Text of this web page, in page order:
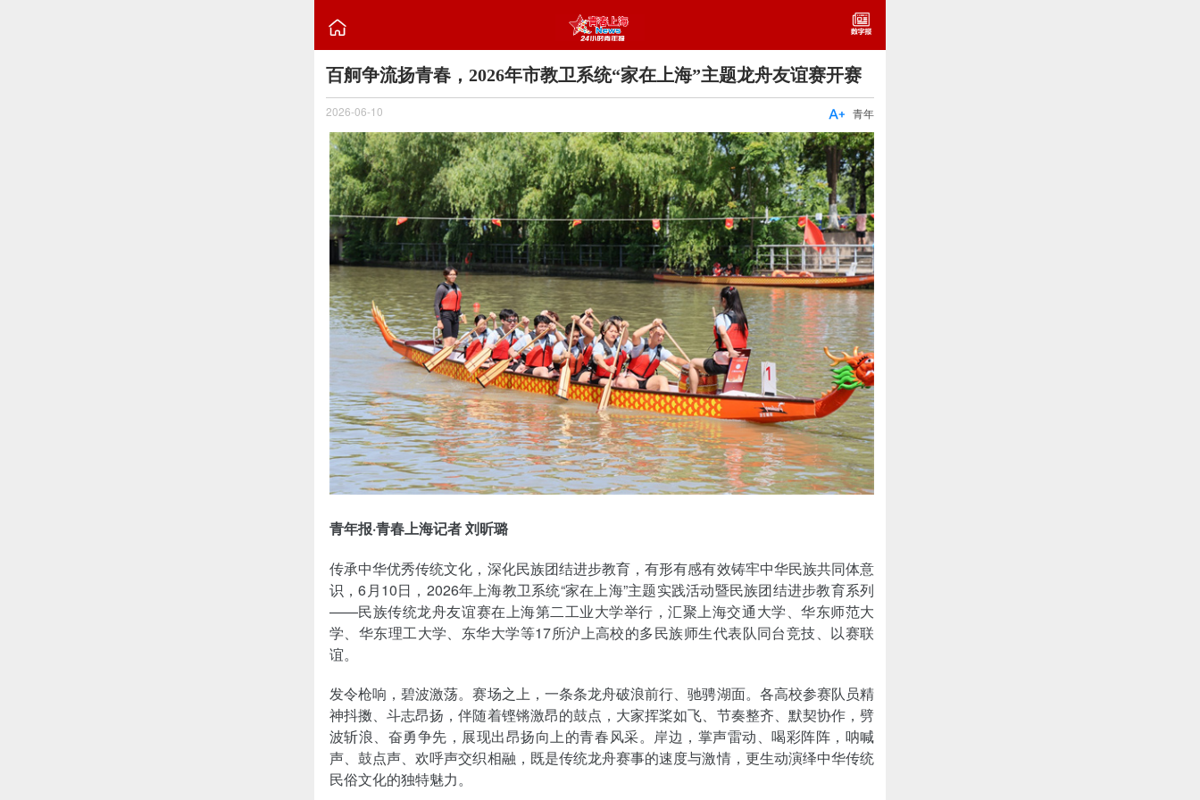

百舸争流扬青春，2026年市教卫系统“家在上海”主题龙舟友谊赛开赛
2026-06-10 青年

青年报·青春上海记者 刘昕璐
传承中华优秀传统文化，深化民族团结进步教育，有形有感有效铸牢中华民族共同体意
识，6月10日，2026年上海教卫系统“家在上海”主题实践活动暨民族团结进步教育系列
——民族传统龙舟友谊赛在上海第二工业大学举行，汇聚上海交通大学、华东师范大
学、华东理工大学、东华大学等17所沪上高校的多民族师生代表队同台竞技、以赛联
谊。
发令枪响，碧波激荡。赛场之上，一条条龙舟破浪前行、驰骋湖面。各高校参赛队员精
神抖擞、斗志昂扬，伴随着铿锵激昂的鼓点，大家挥桨如飞、节奏整齐、默契协作，劈
波斩浪、奋勇争先，展现出昂扬向上的青春风采。岸边，掌声雷动、喝彩阵阵，呐喊
声、鼓点声、欢呼声交织相融，既是传统龙舟赛事的速度与激情，更生动演绎中华传统
民俗文化的独特魅力。